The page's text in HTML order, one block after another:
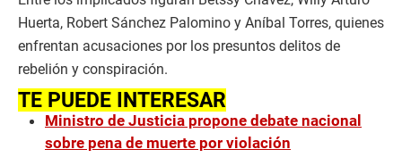
Huerta, Robert Sánchez Palomino y Aníbal Torres, quienes
enfrentan acusaciones por los presuntos delitos de
rebelión y conspiración.
TE PUEDE INTERESAR
Ministro de Justicia propone debate nacional
sobre pena de muerte por violación